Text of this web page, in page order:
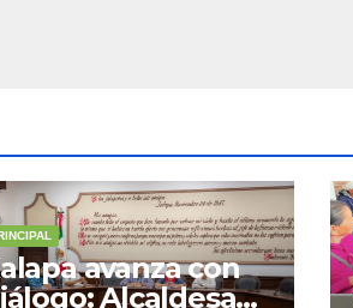
avanza con
Alcaldesa